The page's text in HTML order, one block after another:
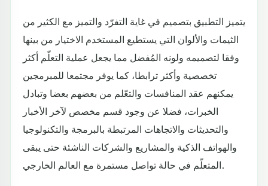
يتميز التطبيق بتصميم في غاية التفرّد والتميز مع الكثير من
الثيمات والألوان التي يستطيع المستخدم الاختيار من بينها
وفقا لتصميمه ولونه المُفضل مما يجعل عملية التعلّم أكثر
تخصصية وأكثر ترابطا، كما يوفر مجتمعا للمبرمجين
يمكنهم عقد المنافسات والتعّلم من بعضهم بعضا وتبادل
الخبرات، فضلا عن وجود قسم مخصص لآخر الأخبار
والتحديثات والاتجاهات المرتبطة بالبرمجة والتكنولوجيا
والهواتف الذكية والمشاريع والشركات الناشئة حتى يبقى
المتعلّم في حالة تواصل مستمرة مع العالم الخارجي.